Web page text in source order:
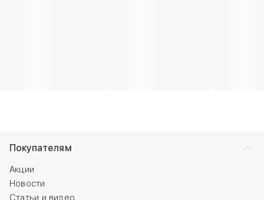
Покупателям
Акции
Новости
Статьи и видео